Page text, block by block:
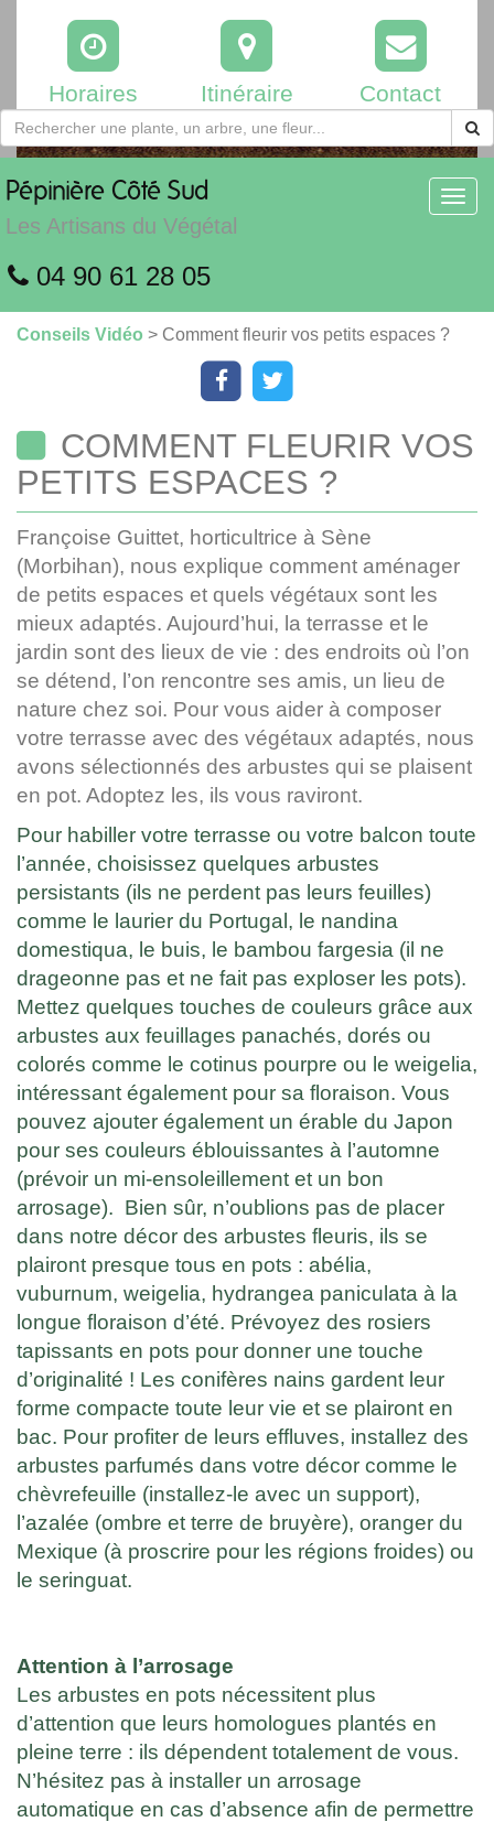
Horaires Itinéraire Contact
Pépinière Côté Sud
Les Artisans du Végétal
04 90 61 28 05
Conseils Vidéo > Comment fleurir vos petits espaces ?
COMMENT FLEURIR VOS
PETITS ESPACES ?
Françoise Guittet, horticultrice à Sène
(Morbihan), nous explique comment aménager
de petits espaces et quels végétaux sont les
mieux adaptés. Aujourd’hui, la terrasse et le
jardin sont des lieux de vie : des endroits où l’on
se détend, l’on rencontre ses amis, un lieu de
nature chez soi. Pour vous aider à composer
votre terrasse avec des végétaux adaptés, nous
avons sélectionnés des arbustes qui se plaisent
en pot. Adoptez les, ils vous raviront.
Pour habiller votre terrasse ou votre balcon toute
l’année, choisissez quelques arbustes
persistants (ils ne perdent pas leurs feuilles)
comme le laurier du Portugal, le nandina
domestiqua, le buis, le bambou fargesia (il ne
drageonne pas et ne fait pas exploser les pots).
Mettez quelques touches de couleurs grâce aux
arbustes aux feuillages panachés, dorés ou
colorés comme le cotinus pourpre ou le weigelia,
intéressant également pour sa floraison. Vous
pouvez ajouter également un érable du Japon
pour ses couleurs éblouissantes à l’automne
(prévoir un mi-ensoleillement et un bon
arrosage). Bien sûr, n’oublions pas de placer
dans notre décor des arbustes fleuris, ils se
plairont presque tous en pots : abélia,
vuburnum, weigelia, hydrangea paniculata à la
longue floraison d’été. Prévoyez des rosiers
tapissants en pots pour donner une touche
d’originalité ! Les conifères nains gardent leur
forme compacte toute leur vie et se plairont en
bac. Pour profiter de leurs effluves, installez des
arbustes parfumés dans votre décor comme le
chèvrefeuille (installez-le avec un support),
l’azalée (ombre et terre de bruyère), oranger du
Mexique (à proscrire pour les régions froides) ou
le seringuat.
Attention à l’arrosage
Les arbustes en pots nécessitent plus
d’attention que leurs homologues plantés en
pleine terre : ils dépendent totalement de vous.
N’hésitez pas à installer un arrosage
automatique en cas d’absence afin de permettre